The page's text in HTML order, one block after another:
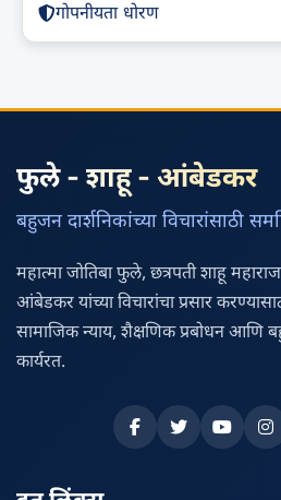
गोपनीयता धोरण
फुले - शाहू - आंबेडकर
बहुजन दार्शनिकांच्या विचारांसाठी
महात्मा जोतिबा फुले, छत्रपती शाहू
आंबेडकर यांच्या विचारांचा प्रसार
सामाजिक न्याय, शैक्षणिक प्रबोधन आणि
कार्यरत.